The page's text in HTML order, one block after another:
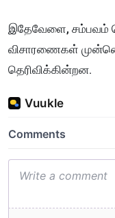
இதேவேளை, சம்பவம்
விசாரணைகள்
தெரிவிக்கின்றன.